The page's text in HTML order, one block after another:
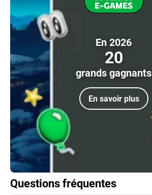
En 2026
20
grands gagnants
En savoir plus
Questions fréquentes